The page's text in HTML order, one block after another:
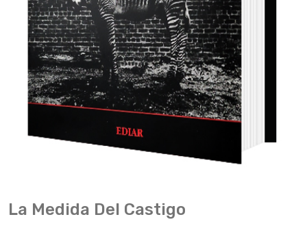
La Medida Del Castigo